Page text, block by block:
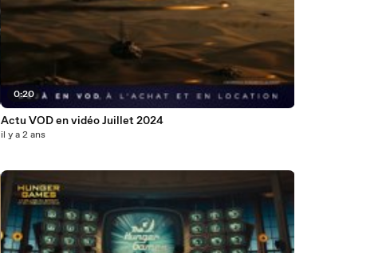
0:20
Actu VOD en vidéo Juillet 2024
il y a 2 ans